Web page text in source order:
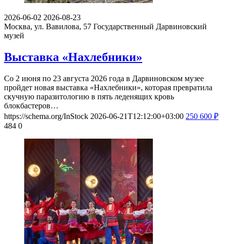
2026-06-02 2026-08-23
Москва, ул. Вавилова, 57 Государственный Дарвиновский
музей
Выставка «Нахлебники»
Со 2 июня по 23 августа 2026 года в Дарвиновском музее
пройдет новая выставка «Нахлебники», которая превратила
скучную паразитологию в пять леденящих кровь
блокбастеров…
https://schema.org/InStock 2026-06-21T12:12:00+03:00 250 600 ₽
484 0